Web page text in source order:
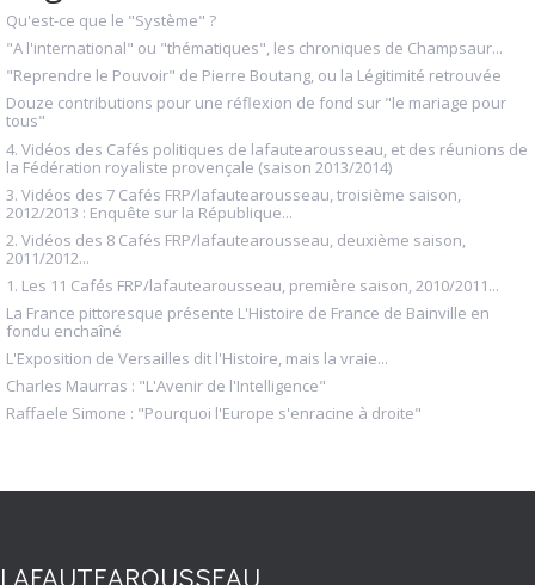
Qu'est-ce que le "Système" ?
"A l'international" ou "thématiques", les chroniques de Champsaur...
"Reprendre le Pouvoir" de Pierre Boutang, ou la Légitimité retrouvée
Douze contributions pour une réflexion de fond sur "le mariage pour
tous"
4. Vidéos des Cafés politiques de lafautearousseau, et des réunions de
la Fédération royaliste provençale (saison 2013/2014)
3. Vidéos des 7 Cafés FRP/lafautearousseau, troisième saison,
2012/2013 : Enquête sur la République...
2. Vidéos des 8 Cafés FRP/lafautearousseau, deuxième saison,
2011/2012...
1. Les 11 Cafés FRP/lafautearousseau, première saison, 2010/2011...
La France pittoresque présente L'Histoire de France de Bainville en
fondu enchaîné
L'Exposition de Versailles dit l'Histoire, mais la vraie...
Charles Maurras : "L'Avenir de l'Intelligence"
Raffaele Simone : "Pourquoi l'Europe s'enracine à droite"
LAFAUTEAROUSSEAU